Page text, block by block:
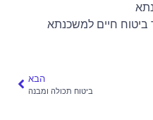
ביטוח חיים למשכנתא
הבא
ביטוח תכולה ומבנה